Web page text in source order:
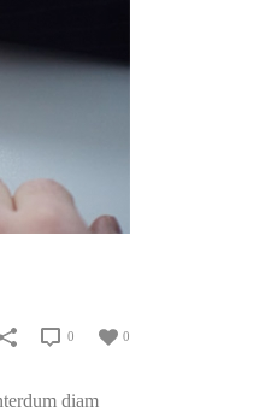
0
0
diam